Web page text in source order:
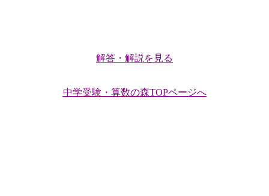
解答・解説を見る
中学受験・算数の森TOPページへ